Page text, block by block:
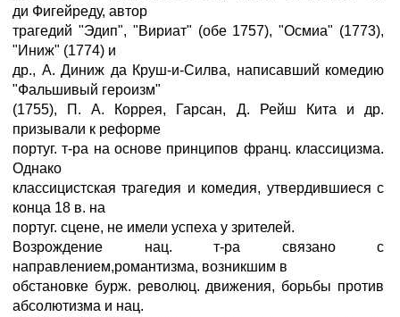
ди Фигейреду, автор
трагедий "Эдип", "Вириат" (обе 1757), "Осмиа" (1773),
"Иниж" (1774) и
др., А. Диниж да Круш-и-Силва, написавший комедию
"Фальшивый героизм"
(1755), П. А. Коррея, Гарсан, Д. Рейш Кита и др.
призывали к реформе
португ. т-ра на основе принципов франц. классицизма.
Однако
классицистская трагедия и комедия, утвердившиеся с
конца 18 в. на
португ. сцене, не имели успеха у зрителей.
Возрождение нац. т-ра связано с
направлением,романтизма, возникшим в
обстановке бурж. революц. движения, борьбы против
абсолютизма и нац.